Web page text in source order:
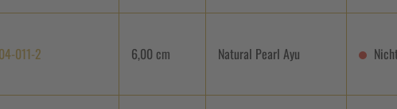
011-2 6,00 cm Natural Pearl Ayu